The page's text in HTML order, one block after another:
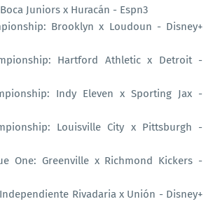
Juniors x Huracán - Espn3
Brooklyn x Loudoun - Disney+
Hartford Athletic x Detroit -
Indy Eleven x Sporting Jax -
Louisville City x Pittsburgh -
One: Greenville x Richmond Kickers -
Rivadaria x Unión - Disney+